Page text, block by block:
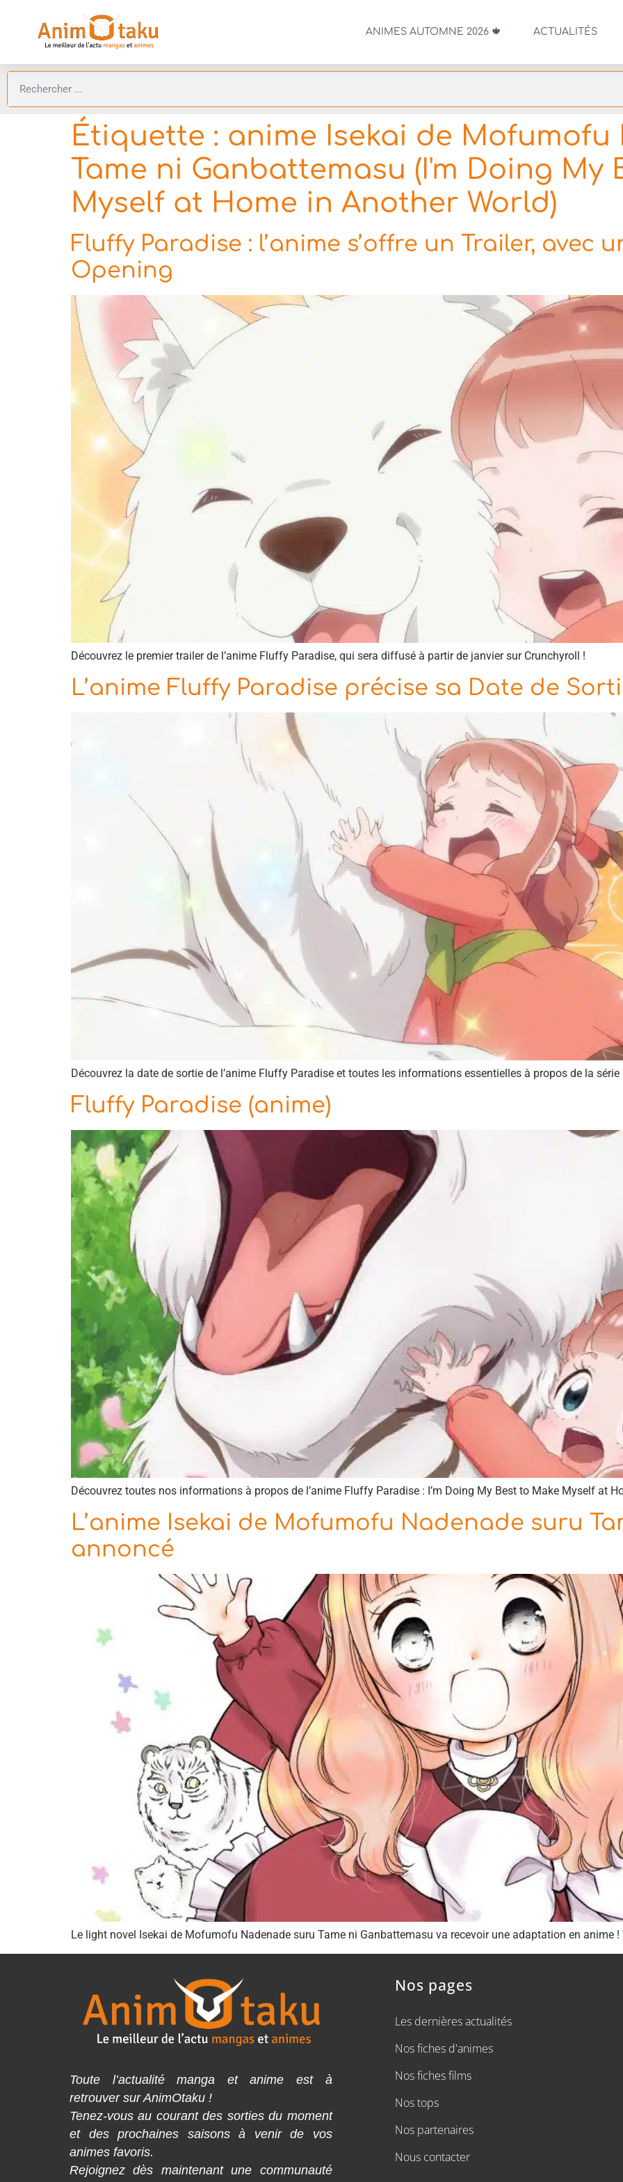
ANIMES AUTOMNE 2026 🍁 ACTUALITÉS
Étiquette : anime Isekai de
Tame ni Ganbattemasu (I'm Doing My
Myself at Home in Another World)
Fluffy Paradise : l’anime s’offre un Trailer, avec
Opening
Découvrez le premier trailer de l’anime Fluffy Paradise, qui sera diffusé à partir de janvier sur Crunchyroll !
L’anime Fluffy Paradise précise sa Date de
Découvrez la date de sortie de l’anime Fluffy Paradise et toutes les informations essentielles à propos de la série
Fluffy Paradise (anime)
Découvrez toutes nos informations à propos de l’anime Fluffy Paradise : I’m Doing My Best to Make Myself at
L’anime Isekai de Mofumofu Nadenade suru
annoncé
Le light novel Isekai de Mofumofu Nadenade suru Tame ni Ganbattemasu va recevoir une adaptation en anime
Toute l’actualité manga et anime est à
retrouver sur AnimOtaku !
Tenez-vous au courant des sorties du moment
et des prochaines saisons à venir de vos
animes favoris.
Rejoignez dès maintenant une communauté
Nos pages
Les dernières actualités
Nos fiches d'animes
Nos fiches films
Nos tops
Nos partenaires
Nous contacter